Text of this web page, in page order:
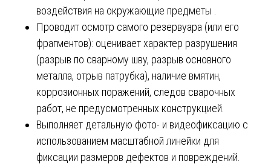
воздействия на окружающие предметы .
Проводит осмотр самого резервуара (или его
фрагментов): оценивает характер разрушения
(разрыв по сварному шву, разрыв основного
металла, отрыв патрубка), наличие вмятин,
коррозионных поражений, следов сварочных
работ, не предусмотренных конструкцией.
Выполняет детальную фото- и видеофиксацию с
использованием масштабной линейки для
фиксации размеров дефектов и повреждений.